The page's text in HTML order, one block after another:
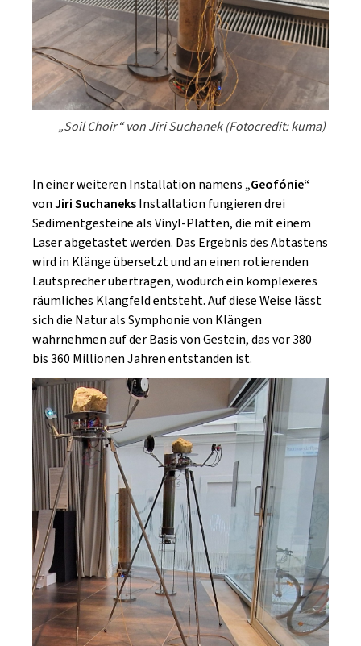
„Soil Choir“ von Jiri Suchanek (Fotocredit: kuma)
In einer weiteren Installation namens„Geofónie“
vonJiri SuchaneksInstallation fungieren drei
Sedimentgesteine als Vinyl-Platten, die mit einem
Laser abgetastet werden. Das Ergebnis des Abtastens
wird in Klänge übersetzt und an einen rotierenden
Lautsprecher übertragen, wodurch ein komplexeres
räumliches Klangfeld entsteht. Auf diese Weise lässt
sich die Natur als Symphonie von Klängen
wahrnehmen auf der Basis von Gestein, das vor 380
bis 360 Millionen Jahren entstanden ist.